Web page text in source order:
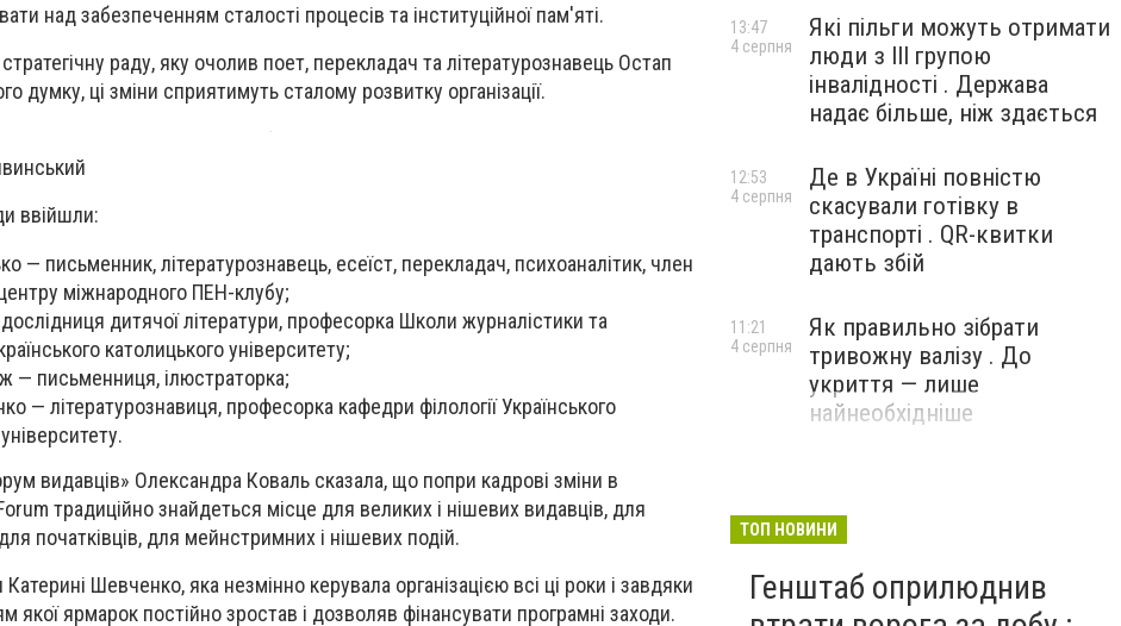
над забезпеченням сталості процесів та інституційної пам'яті.
раду, яку очолив поет, перекладач та літературознавець Остап
думку, ці зміни сприятимуть сталому розвитку організації.
ввійшли:
— письменник, літературознавець, есеїст, перекладач, психоаналітик, член
міжнародного ПЕН-клубу;
дитячої літератури, професорка Школи журналістики та
католицького університету;
— письменниця, ілюстраторка;
— літературознавиця, професорка кафедри філології Українського
видавців» Олександра Коваль сказала, що попри кадрові зміни в
традиційно знайдеться місце для великих і нішевих видавців, для
початківців, для мейнстримних і нішевих подій.
Шевченко, яка незмінно керувала організацією всі ці роки і завдяки
якої ярмарок постійно зростав і дозволяв фінансувати програмні заходи.
Які пільги можуть отримати
люди з III групою
інвалідності . Держава
надає більше, ніж здається
13:47
4 серпня
Де в Україні повністю
скасували готівку в
транспорті . QR-квитки
дають збій
12:53
4 серпня
Як правильно зібрати
тривожну валізу . До
укриття — лише
найнеобхідніше
11:21
4 серпня
ТОП НОВИНИ
Генштаб оприлюднив